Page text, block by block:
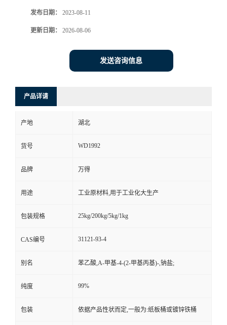
发布日期： 2023-08-11
更新日期： 2026-08-06
发送咨询信息
产品详请
产地 湖北
货号 WD1992
品牌 万得
用途 工业原材料,用于工业化大生产
包装规格 25kg/200kg/5kg/1kg
CAS编号 31121-93-4
别名 苯乙酸,A-甲基-4-(2-甲基丙基)-,钠盐;
纯度 99%
包装 依据产品性状而定,一般为:纸板桶或镀锌铁桶